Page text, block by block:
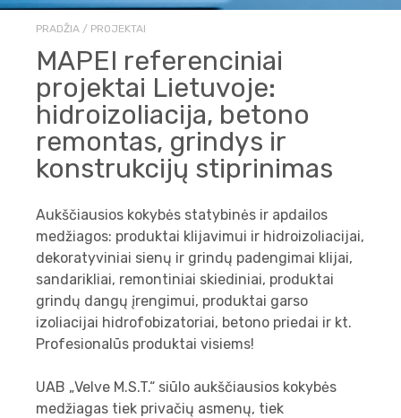
PRADŽIA PROJEKTAI
MAPEI referenciniai
projektai Lietuvoje:
hidroizoliacija, betono
remontas, grindys ir
konstrukcijų stiprinimas
Aukščiausios kokybės statybinės ir apdailos
medžiagos: produktai klijavimui ir hidroizoliacijai,
dekoratyviniai sienų ir grindų padengimai klijai,
sandarikliai, remontiniai skiediniai, produktai
grindų dangų įrengimui, produktai garso
izoliacijai hidrofobizatoriai, betono priedai ir kt.
Profesionalūs produktai visiems!
UAB „Velve M.S.T.“ siūlo aukščiausios kokybės
medžiagas tiek privačių asmenų, tiek